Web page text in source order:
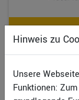
Lizenz-
Mit uns finden
Lizenzmodell
Hinweis zu
Unsere
Funktionen: